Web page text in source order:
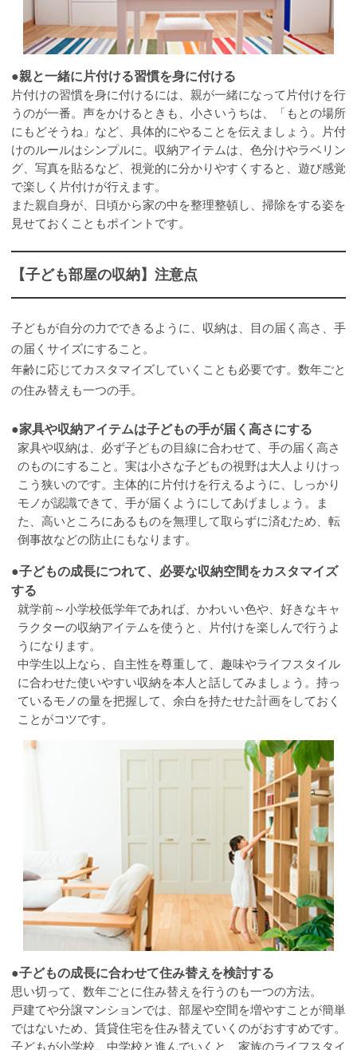
●親と一緒に片付ける習慣を身に付ける
片付けの習慣を身に付けるには、親が一緒になって片付けを行
うのが一番。声をかけるときも、小さいうちは、「もとの場所
にもどそうね」など、具体的にやることを伝えましょう。片付
けのルールはシンプルに。収納アイテムは、色分けやラベリン
グ、写真を貼るなど、視覚的に分かりやすくすると、遊び感覚
で楽しく片付けが行えます。
また親自身が、日頃から家の中を整理整頓し、掃除をする姿を
見せておくこともポイントです。
【子ども部屋の収納】注意点
子どもが自分の力でできるように、収納は、目の届く高さ、手
の届くサイズにすること。
年齢に応じてカスタマイズしていくことも必要です。数年ごと
の住み替えも一つの手。
●家具や収納アイテムは子どもの手が届く高さにする
家具や収納は、必ず子どもの目線に合わせて、手の届く高さ
のものにすること。実は小さな子どもの視野は大人よりけっ
こう狭いのです。主体的に片付けを行えるように、しっかり
モノが認識できて、手が届くようにしてあげましょう。ま
た、高いところにあるものを無理して取らずに済むため、転
倒事故などの防止にもなります。
●子どもの成長につれて、必要な収納空間をカスタマイズ
する
就学前～小学校低学年であれば、かわいい色や、好きなキャ
ラクターの収納アイテムを使うと、片付けを楽しんで行うよ
うになります。
中学生以上なら、自主性を尊重して、趣味やライフスタイル
に合わせた使いやすい収納を本人と話してみましょう。持っ
ているモノの量を把握して、余白を持たせた計画をしておく
ことがコツです。
●子どもの成長に合わせて住み替えを検討する
思い切って、数年ごとに住み替えを行うのも一つの方法。
戸建てや分譲マンションでは、部屋や空間を増やすことが簡単
ではないため、賃貸住宅を住み替えていくのがおすすめです。
子どもが小学校、中学校と進んでいくと、家族のライフスタイ